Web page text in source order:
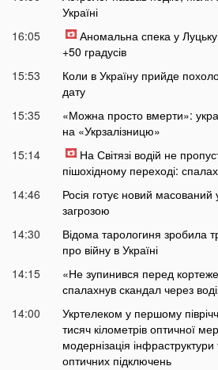
Україні
16:05
Аномальна спека у
+50 градусів
15:53
Коли в Україну прийде
дату
15:35
«Можна просто вмерти»:
на «Укрзалізницю»
15:14
На Світязі водій не
пішохідному переході:
14:46
Росія готує новий масований
загрозою
14:30
Відома тарологиня зробила
про війну в Україні
14:15
«Не зупинився перед
спалахнув скандал через
14:00
Укртелеком у першому
тисяч кілометрів оптичної
модернізація
оптичних підключень